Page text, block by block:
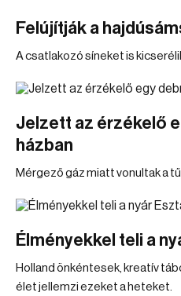
Felújítják a
A csatlakozó síneket is
Jelzett az érzékelő
házban
Mérgező gáz miatt vonultak a
Élményekkel teli a
Holland önkéntesek, kreatív
élet jellemzi ezeket a heteket.